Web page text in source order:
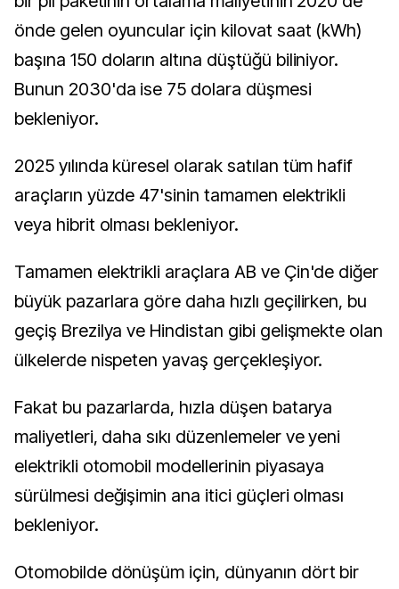
önde gelen oyuncular için kilovat saat (kWh)
başına 150 doların altına düştüğü biliniyor.
Bunun 2030'da ise 75 dolara düşmesi
bekleniyor.
2025 yılında küresel olarak satılan tüm hafif
araçların yüzde 47'sinin tamamen elektrikli
veya hibrit olması bekleniyor.
Tamamen elektrikli araçlara AB ve Çin'de diğer
büyük pazarlara göre daha hızlı geçilirken, bu
geçiş Brezilya ve Hindistan gibi gelişmekte olan
ülkelerde nispeten yavaş gerçekleşiyor.
Fakat bu pazarlarda, hızla düşen batarya
maliyetleri, daha sıkı düzenlemeler ve yeni
elektrikli otomobil modellerinin piyasaya
sürülmesi değişimin ana itici güçleri olması
bekleniyor.
Otomobilde dönüşüm için, dünyanın dört bir